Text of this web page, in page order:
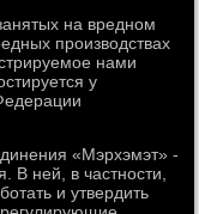
на вредном
произвοдствах
нами
у
«Мэрхэмэт» -
ней, в частности,
и утвердить